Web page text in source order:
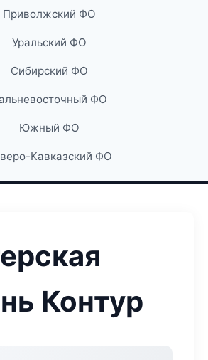
Приволжский ФО
Уральский ФО
Сибирский ФО
ФО
Южный ФО
Кавказский ФО
Контур